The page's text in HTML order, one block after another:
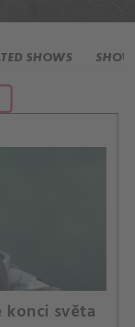
SHOWS
konci světa